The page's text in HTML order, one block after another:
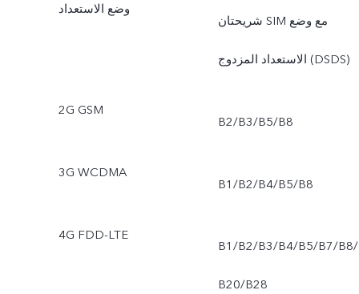
ماكرو، بورتريه بوضع البوكيه،
فلاتر البورتريه، بورتريه بوضع
ملصقات AR، حركة بطيئة،
وضع الاستعداد
شريحتان SIM مع وضع
الاستعداد المزدوج (DSDS)
2G GSM
B2/B3/B5/B8
3G WCDMA
B1/B2/B4/B5/B8
4G FDD-LTE
B1/B2/B3/B4/B5/B7/B8/
B20/B28